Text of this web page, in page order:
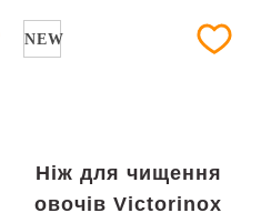
NEW
Ніж для чищення
овочів Victorinox